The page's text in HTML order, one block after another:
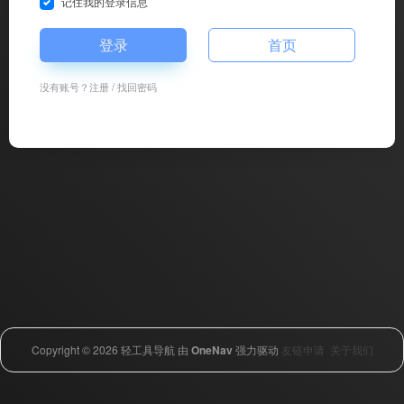
登录 首页
没有账号？注册/找回密码
Copyright © 2026 轻工具导航 由 OneNav强力驱动 友链申请 关于我们